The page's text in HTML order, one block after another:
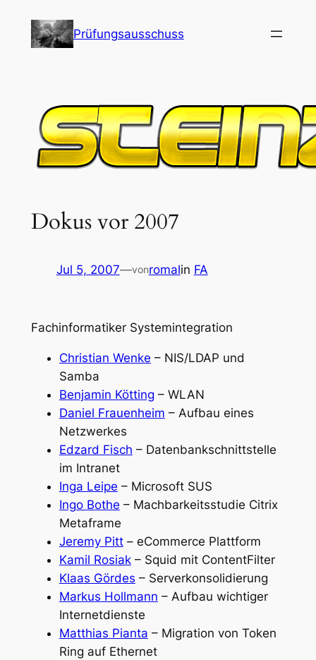
content
Prüfungsausschuss
Dokus vor 2007
Jul 5, 2007—vonromalin FA
Fachinformatiker Systemintegration
Christian Wenke – NIS/LDAP und
Samba
Benjamin Kötting – WLAN
Daniel Frauenheim – Aufbau eines
Netzwerkes
Edzard Fisch – Datenbankschnittstelle
im Intranet
Inga Leipe – Microsoft SUS
Ingo Bothe – Machbarkeitsstudie Citrix
Metaframe
Jeremy Pitt– eCommerce Plattform
Kamil Rosiak– Squid mit ContentFilter
Klaas Gördes – Serverkonsolidierung
Markus Hollmann – Aufbau wichtiger
Internetdienste
Matthias Pianta – Migration von Token
Ring auf Ethernet